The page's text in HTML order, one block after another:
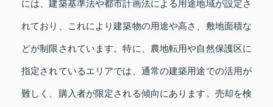
には、建築基準法や都市計画法による用途地域が設定さ
れており、これにより建築物の用途や高さ、敷地面積な
どが制限されています。特に、農地転用や自然保護区に
指定されているエリアでは、通常の建築用途での活用が
難しく、購入者が限定される傾向にあります。売却を検